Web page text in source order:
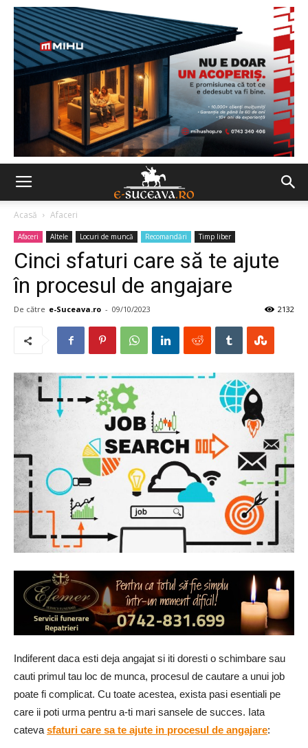
Acasă Afaceri
Afaceri Altele Locuri de muncă Recomandări Timp liber
Cinci sfaturi care să te ajute
în procesul de angajare
De către e-Suceava.ro - 09/10/2023 2132
Indiferent daca esti deja angajat si iti doresti o schimbare sau
cauti primul tau loc de munca, procesul de cautare a unui job
poate fi complicat. Cu toate acestea, exista pasi esentiali pe
care ii poti urma pentru a-ti mari sansele de succes. Iata
cateva sfaturi care sa te ajute in procesul de angajare: